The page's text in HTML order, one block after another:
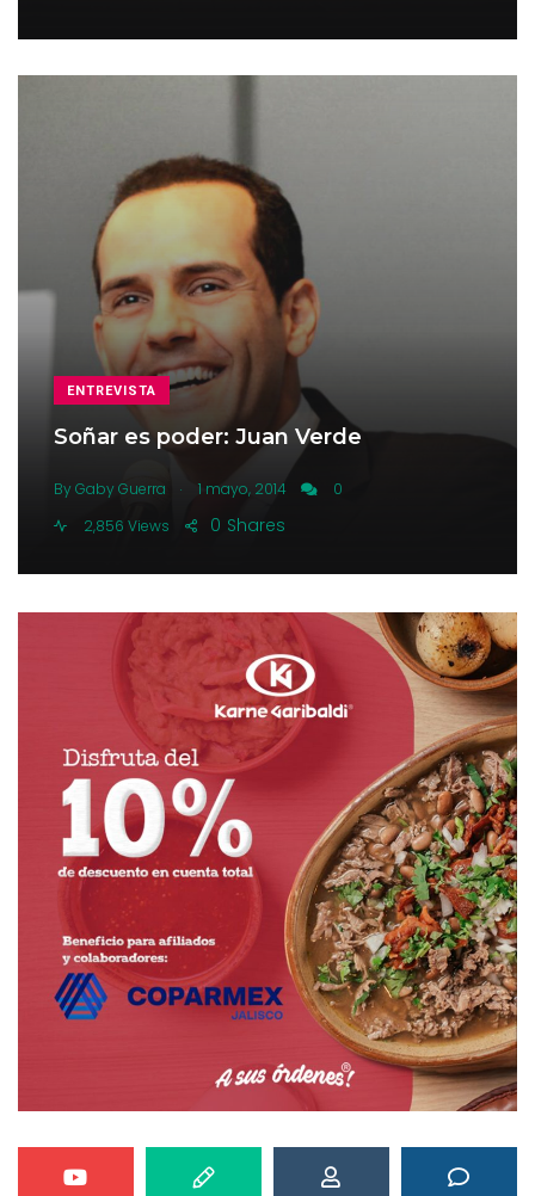
ENTREVISTA
Soñar es poder: Juan Verde
By Gaby Guerra . 1 mayo, 2014
0
2,856 Views
Shares
0